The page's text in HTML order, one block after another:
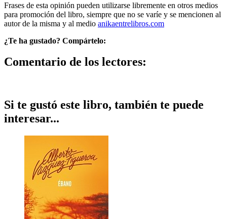
Frases de esta opinión pueden utilizarse libremente en otros medios
para promoción del libro, siempre que no se varíe y se mencionen al
autor de la misma y al medio anikaentrelibros.com
¿Te ha gustado? Compártelo:
Comentario de los lectores:
Si te gustó este libro, también te puede
interesar...